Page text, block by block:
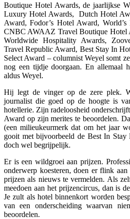
Boutique Hotel Awards, de jaarlijkse
Luxury Hotel Awards, Dutch Hotel
Award, Fodor’s Hotel Award,
CNBC AWAAZ Travel Boutique Hotel
Worldwide Hospitality Awards,
Travel Republic Award, Best Stay In
Select Award – columnist Weyel somt
nog een tijdje doorgaan. En allemaal
aldus Weyel.
Hij legt de vinger op de zere plek.
journalist die goed op de hoogte is
hotellerie. Zijn radeloosheid
Award op zijn merites te beoordelen.
(een milieukeurmerk dat om het jaar
gooit met bijvoorbeeld de Best In
doch wel begrijpelijk.
Er is een wildgroei aan prijzen.
onderwerp koesteren, doen er flink
prijzen als nieuws te vermelden. Als
meedoen aan het prijzencircus, dan is
Je zult als hotel binnenkort worden
van een onderscheiding waarvan
beoordelen.